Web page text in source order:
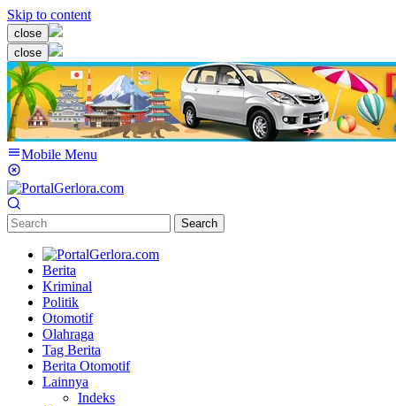
Skip to content
close
close
Mobile Menu
Search
Berita
Kriminal
Politik
Otomotif
Olahraga
Tag Berita
Berita Otomotif
Lainnya
Indeks